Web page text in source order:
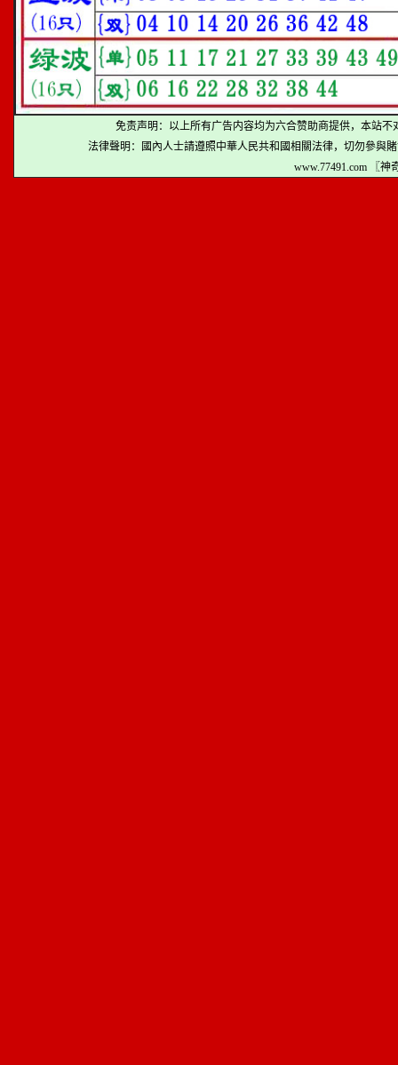
免责声明：以上所有广告内容均为六合赞助商提供，本站
法律聲明：國內人士請遵照中華人民共和國相關法律，切勿參與
www.77491.com 〖神